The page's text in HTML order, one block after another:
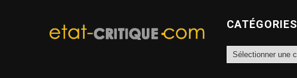
CATÉGORIES
Catégories